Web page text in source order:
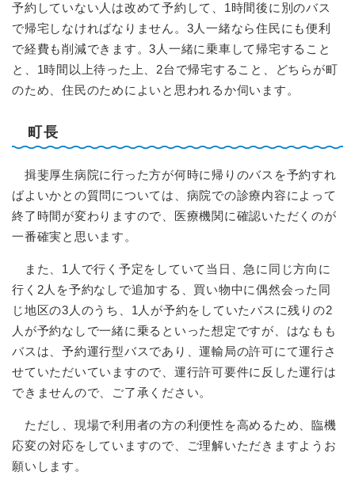
予約していない人は改めて予約して、1時間後に別のバス
で帰宅しなければなりません。3人一緒なら住民にも便利
で経費も削減できます。3人一緒に乗車して帰宅すること
と、1時間以上待った上、2台で帰宅すること、どちらが町
のため、住民のためによいと思われるか伺います。
町長
揖斐厚生病院に行った方が何時に帰りのバスを予約すれ
ばよいかとの質問については、病院での診療内容によって
終了時間が変わりますので、医療機関に確認いただくのが
一番確実と思います。
また、1人で行く予定をしていて当日、急に同じ方向に
行く2人を予約なしで追加する、買い物中に偶然会った同
じ地区の3人のうち、1人が予約をしていたバスに残りの2
人が予約なしで一緒に乗るといった想定ですが、はなもも
バスは、予約運行型バスであり、運輸局の許可にて運行さ
せていただいていますので、運行許可要件に反した運行は
できませんので、ご了承ください。
ただし、現場で利用者の方の利便性を高めるため、臨機
応変の対応をしていますので、ご理解いただきますようお
願いします。